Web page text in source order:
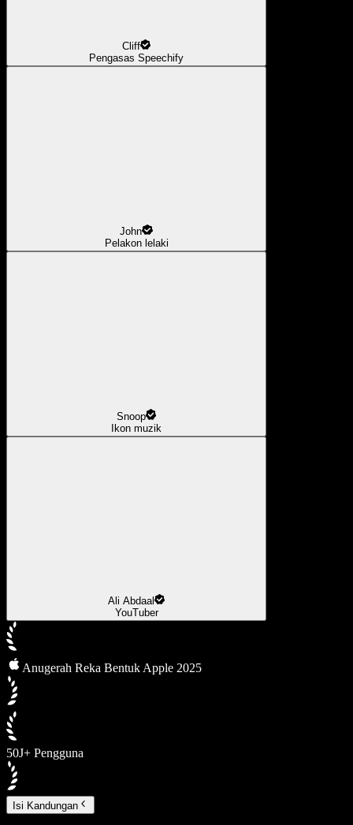
Cliff
Pengasas Speechify
John
Pelakon lelaki
Snoop
Ikon muzik
Ali Abdaal
YouTuber
Anugerah Reka Bentuk Apple 2025
50J+ Pengguna
Isi Kandungan